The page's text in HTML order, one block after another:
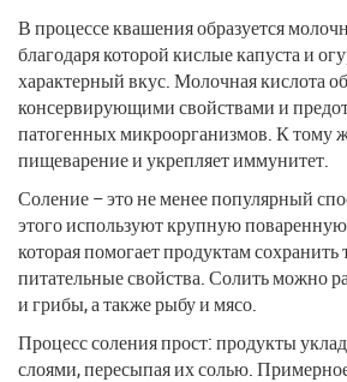
В процессе квашения образуется
благодаря которой кислые капуста и
характерный вкус. Молочная кислота
консервирующими свойствами и
патогенных микроорганизмов. К тому
пищеварение и укрепляет иммунитет.
Соление – это не менее популярный
этого используют крупную
которая помогает продуктам сохранить
питательные свойства. Солить можно
и грибы, а также рыбу и мясо.
Процесс соления прост: продукты
слоями, пересыпая их солью.